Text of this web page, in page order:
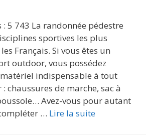
5 743 La randonnée pédestre
sportives les plus
Français. Si vous êtes un
outdoor, vous possédez
indispensable à tout
chaussures de marche, sac à
Avez-vous pour autant
… Lire la suite